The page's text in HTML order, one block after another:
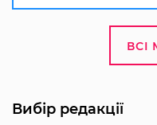
ВСІ
Вибір редакції